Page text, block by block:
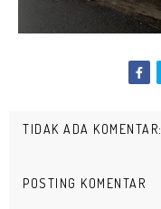
TIDAK ADA KOMENTAR:
POSTING KOMENTAR